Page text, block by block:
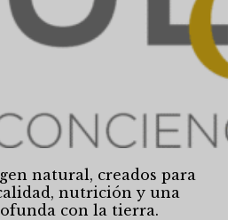
natural, creados para
nutrición y una
con la tierra.